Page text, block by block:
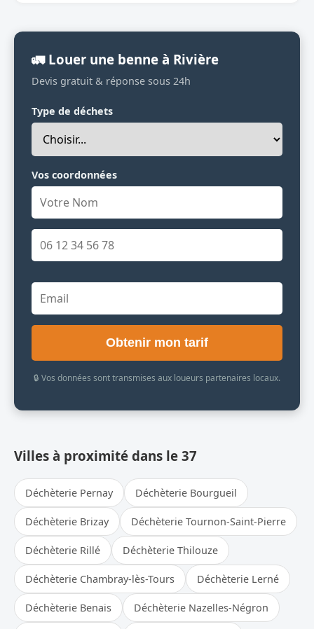
🚛 Louer une benne à Rivière
Devis gratuit & réponse sous 24h
Type de déchets
Vos coordonnées
Obtenir mon tarif
🔒 Vos données sont transmises aux loueurs partenaires locaux.
Villes à proximité dans le 37
Déchèterie Pernay Déchèterie Bourgueil
Déchèterie Brizay Déchèterie Tournon-Saint-Pierre
Déchèterie Rillé Déchèterie Thilouze
Déchèterie Chambray-lès-Tours Déchèterie Lerné
Déchèterie Benais Déchèterie Nazelles-Négron